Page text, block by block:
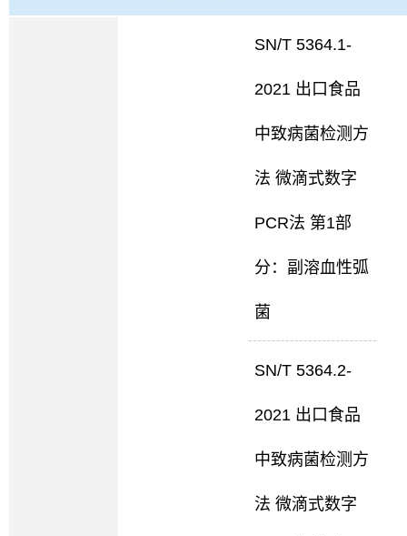
SN/T 5364.1-
2021 出口食品
中致病菌检测方
法 微滴式数字
PCR法 第1部
分：副溶血性弧
菌
SN/T 5364.2-
2021 出口食品
中致病菌检测方
法 微滴式数字